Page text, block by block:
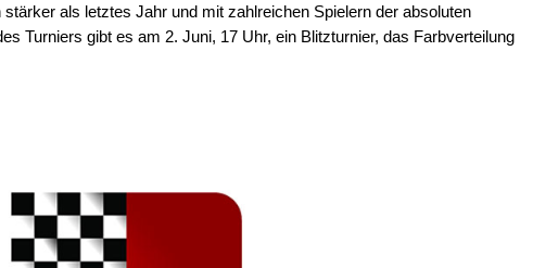
als letztes Jahr und mit zahlreichen Spielern der absoluten
Turniers gibt es am 2. Juni, 17 Uhr, ein Blitzturnier, das Farbverteilung